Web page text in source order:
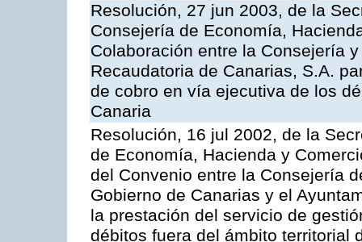
Resolución, 27 jun 2003, de la
Consejería de Economía,
Colaboración entre la Consejería
Recaudatoria de Canarias, S.A.
de cobro en vía ejecutiva de los
Canaria
Resolución, 16 jul 2002, de la
de Economía, Hacienda y
del Convenio entre la Consejería
Gobierno de Canarias y el
la prestación del servicio de
débitos fuera del ámbito territorial